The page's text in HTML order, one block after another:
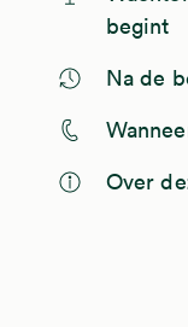
begint
Na de
Over